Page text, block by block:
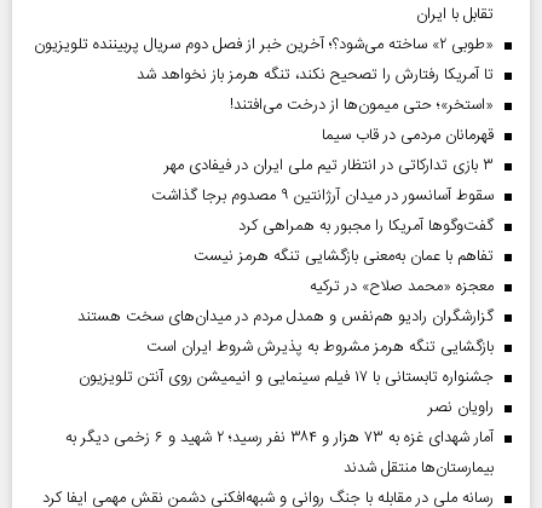
تقابل با ایران
«طوبی ۲» ساخته می‌شود؟؛ آخرین خبر از فصل دوم سریال پربیننده تلویزیون
تا آمریکا رفتارش را تصحیح نکند، تنگه هرمز باز نخواهد شد
«استخر»‌‌؛ حتی میمون‌ها از درخت می‌افتند!
قهرمانان مردمی در قاب سیما
۳ بازی تدارکاتی در انتظار تیم ملی ایران در فیفادی مهر
سقوط آسانسور در میدان آرژانتین ۹ مصدوم برجا گذاشت
گفت‌وگوها آمریکا را مجبور به همراهی کرد
تفاهم با عمان به‌معنی بازگشایی تنگه هرمز نیست
معجزه «محمد صلاح» در ترکیه
گزارشگران رادیو هم‌نفس و همدل مردم در میدان‌های سخت هستند
بازگشایی تنگه هرمز مشروط به پذیرش شروط ایران است
جشنواره تابستانی با ۱۷ فیلم سینمایی و انیمیشن روی آنتن تلویزیون
راویان نصر
آمار شهدای غزه به ۷۳ هزار و ۳۸۴ نفر رسید؛ ۲ شهید و ۶ زخمی دیگر به
بیمارستان‌ها منتقل شدند
رسانه ملی در مقابله با جنگ روانی و شبهه‌افکنی دشمن نقش مهمی ایفا کرد